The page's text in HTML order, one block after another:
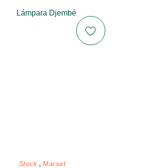
Stock Marset